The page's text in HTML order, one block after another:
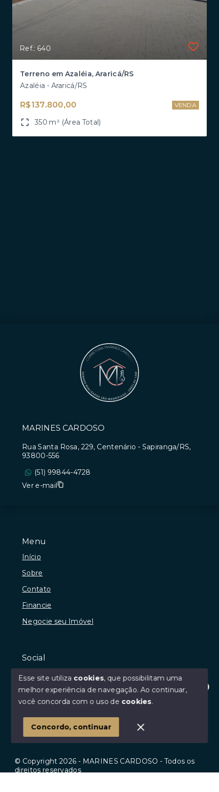
Ref.: 640
Terreno em Azaléia, Araricá/RS
Azaléia - Araricá/RS
R$137.800,00 VENDA
350 m² (Área Total)
Olá! Estamos disponíveis para te ajudar.
Menu
Início
Sobre
Contato
Financie
Negocie seu Imóvel
Social
Facebook
Youtube
© Copyright 2026 - MARINES CARDOSO - Todos os
direitos reservados
MARINES CARDOSO
Rua Santa Rosa, 229, Centenário - Sapiranga/RS,
93800-556
(51) 99844-4728
Ver e-mail
Esse site utiliza cookies, que possibilitam uma
melhor experiência de navegação.Ao continuar,
você concorda com o uso de cookies.
Concordo, continuar